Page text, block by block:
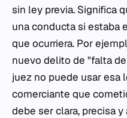
sin ley previa. Significa
una conducta si estaba
que ocurriera. Por
nuevo delito de "falta
juez no puede usar esa
comerciante que
debe ser clara, precisa